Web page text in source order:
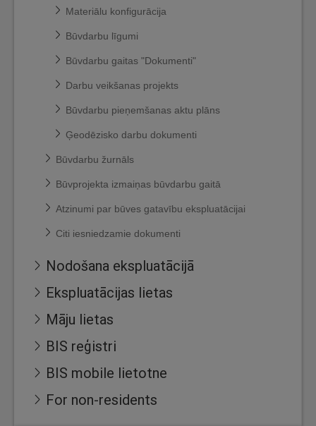
Materiālu konfigurācija
Būvdarbu līgumi
Būvdarbu gaitas "Dokumenti"
Darbu veikšanas projekts
Būvdarbu pieņemšanas aktu plāns
Ģeodēzisko darbu dokumenti
Būvdarbu žurnāls
Būvprojekta izmaiņas būvdarbu gaitā
Atzinumi par būves gatavību ekspluatācijai
Citi iesniedzamie dokumenti
Nodošana ekspluatācijā
Ekspluatācijas lietas
Māju lietas
BIS reģistri
BIS mobile lietotne
For non-residents